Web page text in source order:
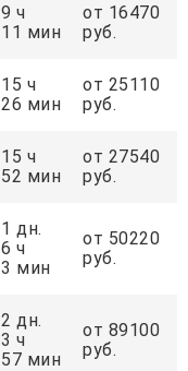
9 ч
11 мин
от 16470
руб.
15 ч
26 мин
от 25110
руб.
15 ч
52 мин
от 27540
руб.
1 дн.
6 ч
3 мин
от 50220
руб.
2 дн.
3 ч
57 мин
от 89100
руб.